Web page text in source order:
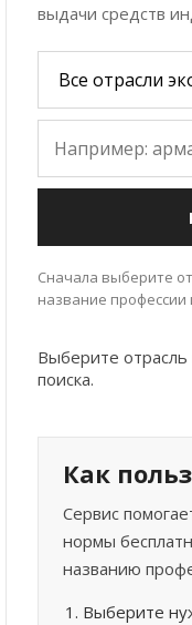
выдачи средств
Сначала выберите
название профессии
Выберите
поиска.
Как
Сервис
нормы
названию
Выберите